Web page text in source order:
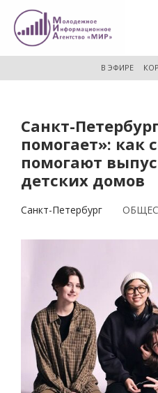
В ЭФИРЕ
Санкт-
помогает»: как
помогают
детских домов
Санкт-Петербург